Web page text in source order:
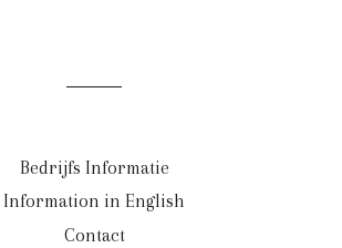
Bedrijfs Informatie
Information in English
Contact